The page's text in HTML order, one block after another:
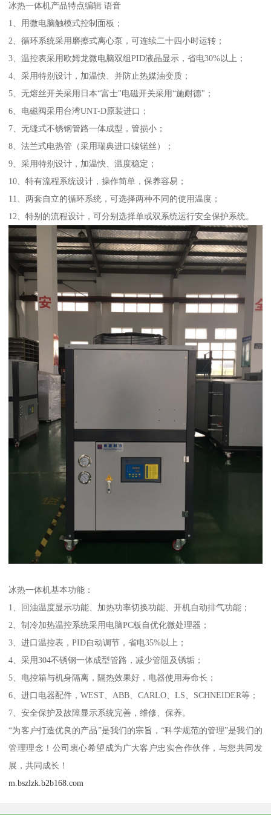
冰热一体机产品特点编辑 语音
1、用微电脑触模式控制面板；
2、循环系统采用磨擦式离心泵，可连续二十四小时运转；
3、温控表采用欧姆龙微电脑双组PID液晶显示，省电30%以上；
4、采用特别设计，加温快、并防止热媒油变质；
5、无熔丝开关采用日本“富士"电磁开关采用“施耐德"；
6、电磁阀采用台湾UNT-D原装进口；
7、无缝式不锈钢管路一体成型，管损小；
8、法兰式电热管（采用瑞典进口镍锘丝）；
9、采用特别设计，加温快、温度稳定；
10、特有流程系统设计，操作简单，保养容易；
11、两套自立的循环系统，可选择两种不同的使用温度；
12、特别的流程设计，可分别选择单或双系统运行安全保护系统。
冰热一体机基本功能：
1、回油温度显示功能、加热功率切换功能、开机自动排气功能；
2、制冷加热温控系统采用电脑PC板自优化微处理器；
3、进口温控表，PID自动调节，省电35%以上；
4、采用304不锈钢一体成型管路，减少管阻及锈垢；
5、电控箱与机身隔离，隔热效果好，电器使用寿命长；
6、进口电器配件，WEST、ABB、CARLO、LS、SCHNEIDER等；
7、安全保护及故障显示系统完善，维修、保养。
“为客户打造优良的产品”是我们的宗旨，“科学规范的管理”是我们的
管理理念！公司衷心希望成为广大客户忠实合作伙伴，与您共同发
展，共同成长！
m.bszlzk.b2b168.com